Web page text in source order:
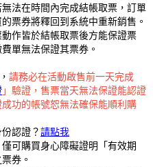
法在時間內完成結帳取票，訂單
票券將釋回到系統中重新銷售。
作皆於結帳取票後方能保證票
單無法保證其票券。
請務必在活動啟售前一天完成
」驗證，售票當天無法保證能認證
功的帳號恕無法確保能順利購
認證？ 請點我
可購買身心障礙證明「有效期
券。